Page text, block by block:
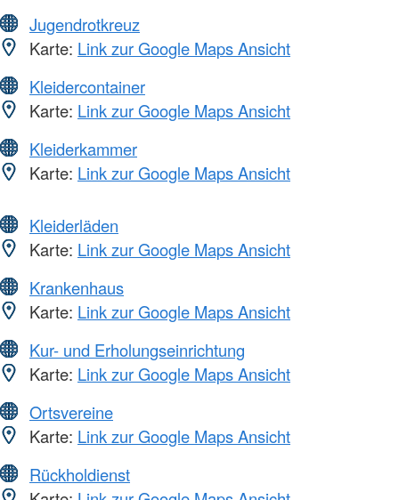
Jugendrotkreuz
Karte: Link zur Google Maps Ansicht
Kleidercontainer
Karte: Link zur Google Maps Ansicht
Kleiderkammer
Karte: Link zur Google Maps Ansicht
Kleiderläden
Karte: Link zur Google Maps Ansicht
Krankenhaus
Karte: Link zur Google Maps Ansicht
Kur- und Erholungseinrichtung
Karte: Link zur Google Maps Ansicht
Ortsvereine
Karte: Link zur Google Maps Ansicht
Rückholdienst